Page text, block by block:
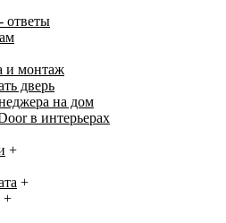
ответы
и монтаж
дверь
на дом
в интерьерах
+
+
+